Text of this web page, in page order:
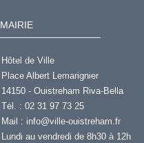
MAIRIE
Hôtel de Ville
Place Albert Lemarignier
14150 - Ouistreham Riva-Bella
Tél. : 02 31 97 73 25
Mail : info@ville-ouistreham.fr
Lundi au vendredi de 8h30 à 12h